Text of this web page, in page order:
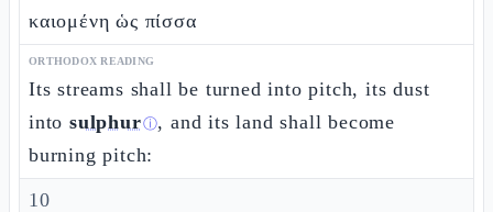
καιομένη ὡς πίσσα
ORTHODOX READING
Its streams shall be turned into pitch, its dust
into sulphurⓘ, and its land shall become
burning pitch:
10